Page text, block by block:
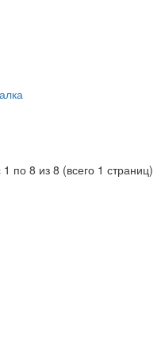
по 8 из 8 (всего 1 страниц)